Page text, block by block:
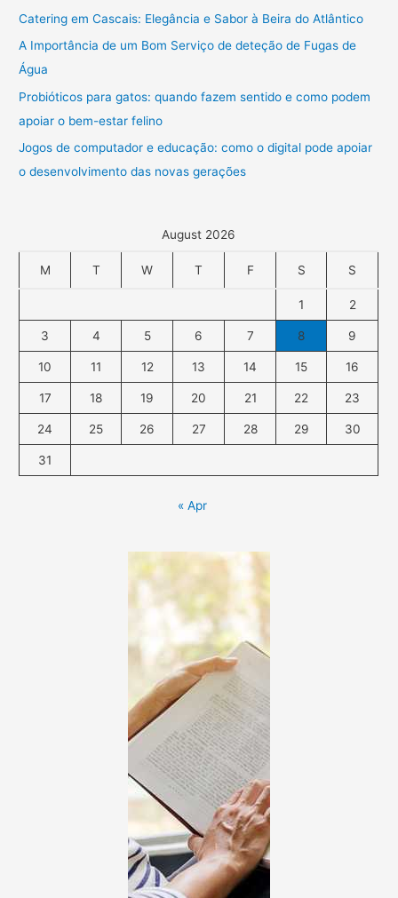
Catering em Cascais: Elegância e Sabor à Beira do Atlântico
A Importância de um Bom Serviço de deteção de Fugas de
Água
Probióticos para gatos: quando fazem sentido e como podem
apoiar o bem-estar felino
Jogos de computador e educação: como o digital pode apoiar
o desenvolvimento das novas gerações
August 2026
M T W T F S S
1 2
3 4 5 6 7 8 9
10 11 12 13 14 15 16
17 18 19 20 21 22 23
24 25 26 27 28 29 30
31
« Apr